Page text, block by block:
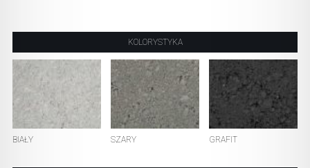
KOLORYSTYKA
BIAŁY SZARY GRAFIT